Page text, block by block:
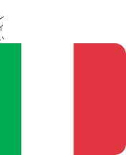
などの白身肉をじっくりと煮込
トリーやキッシュ デザート：
ツのデザート、パンナコッタや
ージが在庫切れの場合、在庫が
に変更されます、ご了承くださ
を伴う。
リ、軽いブルスケッタやクロス
ダやシーフードのセビーチェ、
などの白身肉をじっくりと煮込
トリーやキッシュ デザート：
ツのデザート、パンナコッタや
に変更されます、ご了承くださ